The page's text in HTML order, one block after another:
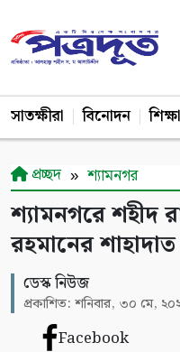
সাতক্ষীরা বিনোদন শিক্ষা
প্রচ্ছদ শ্যামনগর
শ্যামনগরে শহীদ
রহমানের
ডেস্ক নিউজ
প্রকাশিত: শনিবার, ৩০ মে,
Facebook